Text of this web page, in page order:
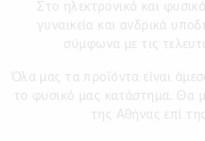
Στο ηλεκτρονικό και
γυναικεία και ανδρικά
σύμφωνα με τις
Όλα μας τα προϊόντα είναι
το φυσικό μας κατάστημα. Θα
της Αθήνας επί